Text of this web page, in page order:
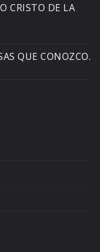
CRISTO DE LA
QUE CONOZCO.